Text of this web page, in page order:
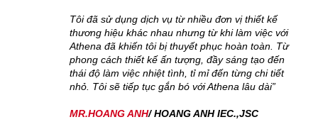
Tôi đã sử dụng dịch vụ từ nhiều đơn vị thiết kế
thương hiệu khác nhau nhưngtừ khi làm việc với
Athena đã khiến tôi bị thuyết phục hoàn toàn. Từ
phong cách thiết kế ấn tượng, đầy sáng tạo đến
thái độ làm việc nhiệt tình, tỉ mỉ đến từng chi tiết
nhỏ. Tôi sẽ tiếp tục gắn bó với Athena lâu dài”
MR.HOANG ANH/ HOANG ANH IEC.,JSC